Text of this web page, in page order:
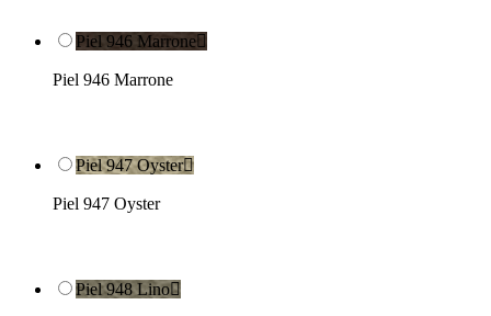
Piel 946 Marrone
Piel 946 Marrone
Piel 947 Oyster
Piel 947 Oyster
Piel 948 Lino